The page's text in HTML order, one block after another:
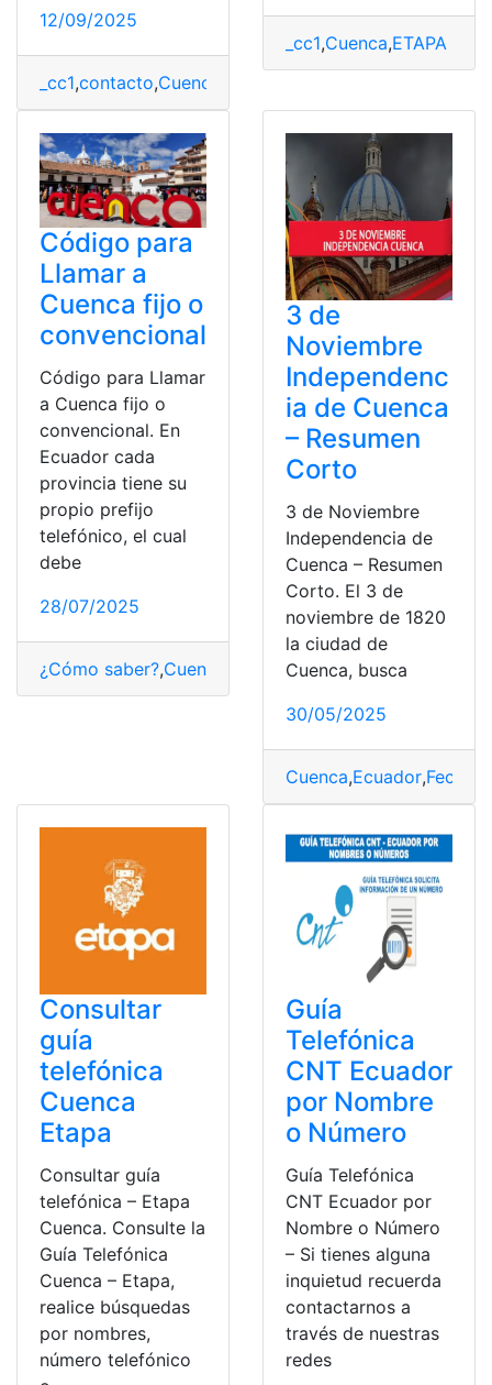
12/09/2025
_cc1,contacto,Cuenca
_cc1,Cuenca,ETAPA EP
Código para
Llamar a
Cuenca fijo o
convencional
Código para Llamar
a Cuenca fijo o
convencional. En
Ecuador cada
provincia tiene su
propio prefijo
telefónico, el cual
debe
28/07/2025
¿Cómo saber?,Cuenca Número de Teléfono,prefijo
3 de
Noviembre
Independenc
ia de Cuenca
– Resumen
Corto
3 de Noviembre
Independencia de
Cuenca – Resumen
Corto. El 3 de
noviembre de 1820
la ciudad de
Cuenca, busca
30/05/2025
Cuenca,Ecuador,Fechas
Consultar
guía
telefónica
Cuenca
Etapa
Consultar guía
telefónica – Etapa
Cuenca. Consulte la
Guía Telefónica
Cuenca – Etapa,
realice búsquedas
por nombres,
número telefónico
Guía
Telefónica
CNT Ecuador
por Nombre
o Número
Guía Telefónica
CNT Ecuador por
Nombre o Número
– Si tienes alguna
inquietud recuerda
contactarnos a
través de nuestras
redes